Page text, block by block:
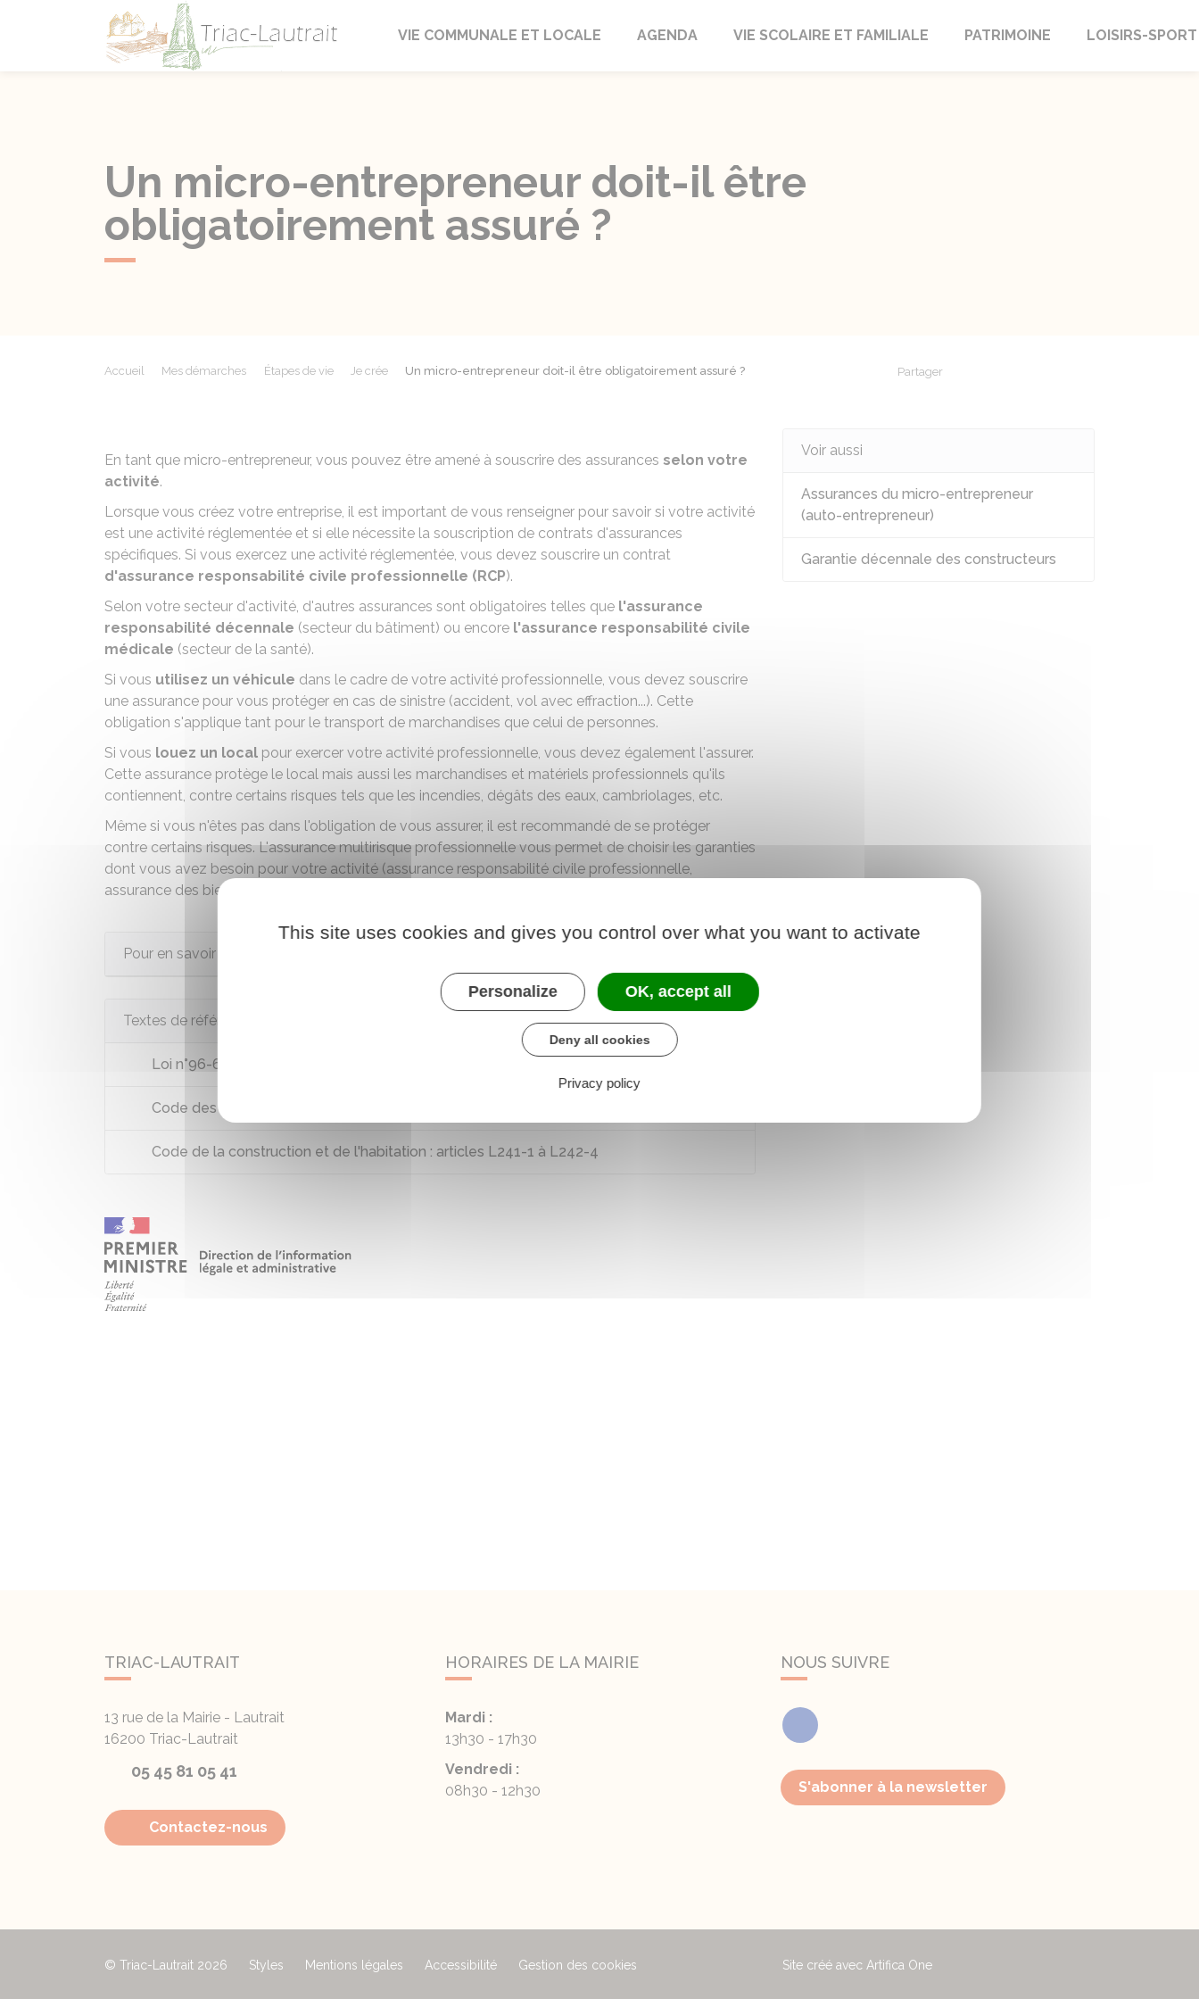
Triac-Lautrait
VIE COMMUNALE ET LOCALE AGENDA VIE SCOLAIRE ET FAMILIALE PATRIMOINE LOISIRS-SPORT
Un micro-entrepreneur doit-il être
obligatoirement assuré ?
Accueil Mes démarches Étapes de vie Je crée Un micro-entrepreneur doit-il être obligatoirement assuré ? Partager
En tant que micro-entrepreneur, vous pouvez être amené à souscrire des assurances selon votre
activité.
Lorsque vous créez votre entreprise, il est important de vous renseigner pour savoir si votre activité
est une activité réglementée et si elle nécessite la souscription de contrats d'assurances
spécifiques. Si vous exercez une activité réglementée, vous devez souscrire un contrat
d'assurance responsabilité civile professionnelle (RCP).
Selon votre secteur d'activité, d'autres assurances sont obligatoires telles que l'assurance
responsabilité décennale (secteur du bâtiment) ou encore l'assurance responsabilité civile
médicale (secteur de la santé).
Si vous utilisez un véhicule dans le cadre de votre activité professionnelle, vous devez souscrire
une assurance pour vous protéger en cas de sinistre (accident, vol avec effraction...). Cette
obligation s'applique tant pour le transport de marchandises que celui de personnes.
Si vous louez un local pour exercer votre activité professionnelle, vous devez également l'assurer.
Cette assurance protège le local mais aussi les marchandises et matériels professionnels qu'ils
contiennent, contre certains risques tels que les incendies, dégâts des eaux, cambriolages, etc.
Même si vous n'êtes pas dans l'obligation de vous assurer, il est recommandé de se protéger
contre certains risques. L'assurance multirisque professionnelle vous permet de choisir les garanties
dont vous avez besoin pour votre activité (assurance responsabilité civile professionnelle,
assurance des biens et du stock de marchandise , etc.
Pour en savoir plus
Textes de référence
Loi n°96-603 du 5 juillet 1996 : article 22-2
Code des assurances : articles L211-1 à L211-28
Code de la construction et de l'habitation : articles L241-1 à L242-4
Voir aussi
Assurances du micro-entrepreneur
(auto-entrepreneur)
Garantie décennale des constructeurs
TRIAC-LAUTRAIT
13 rue de la Mairie - Lautrait
16200 Triac-Lautrait
05 45 81 05 41
Contactez-nous
HORAIRES DE LA MAIRIE
Mardi :
13h30 - 17h30
Vendredi :
08h30 - 12h30
NOUS SUIVRE
Facebook
S'abonner à la newsletter
© Triac-Lautrait 2026 Styles Mentions légales Accessibilité Gestion des cookies Site créé avec Artifica One
This site uses cookies and gives you control over what you want to activate
Personalize OK, accept all
Deny all cookies
Privacy policy